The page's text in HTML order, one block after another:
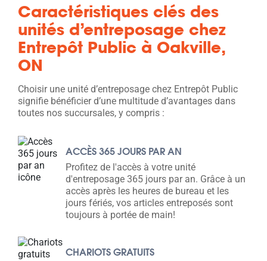
Caractéristiques clés des
unités d’entreposage chez
Entrepôt Public à Oakville,
ON
Choisir une unité d’entreposage chez Entrepôt Public
signifie bénéficier d’une multitude d’avantages dans
toutes nos succursales, y compris :
ACCÈS 365 JOURS PAR AN
Profitez de l'accès à votre unité
d'entreposage 365 jours par an. Grâce à un
accès après les heures de bureau et les
jours fériés, vos articles entreposés sont
toujours à portée de main!
CHARIOTS GRATUITS